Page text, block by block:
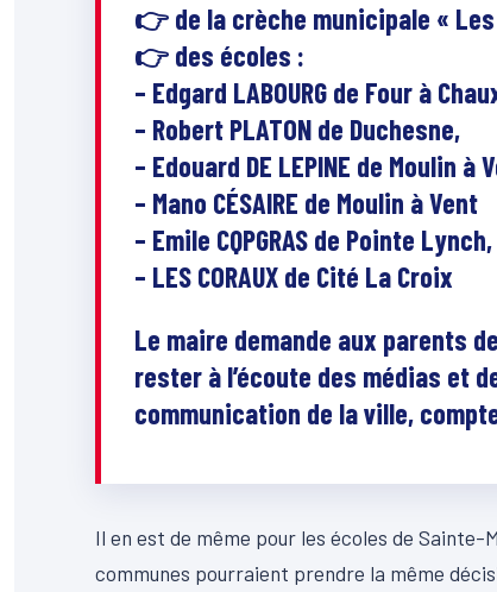
👉 de la crèche municipale «
👉 des écoles :
– Edgard LABOURG de Four à
– Robert PLATON de Duchesne,
– Edouard DE LEPINE de Moulin à
– Mano CÉSAIRE de Moulin à Vent
– Emile CQPGRAS de Pointe Lynch,
– LES CORAUX de Cité La Croix
Le maire demande aux parents
rester à l’écoute des médias et
communication de la ville,
Il en est de même pour les écoles de Sainte-
communes pourraient prendre la même